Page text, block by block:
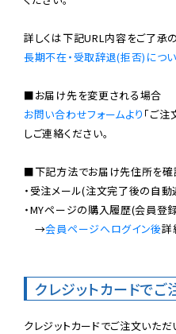
長期不在・受取辞退(拒否)につ
お問い合わせフォームより 「ご
しご連絡ください。
■下記方法でお届け先住所を確
・受注メール(注文完了後の自動
・MYページの購入履歴(会員登
→会員ページへログイン後詳
クレジットカードで
クレジットカードでご注文いた